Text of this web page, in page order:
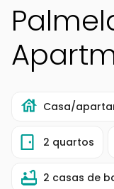
Casa/
2 quartos
2 casas de